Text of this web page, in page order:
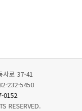
사로 37-41
232-5450
0152
RESERVED.